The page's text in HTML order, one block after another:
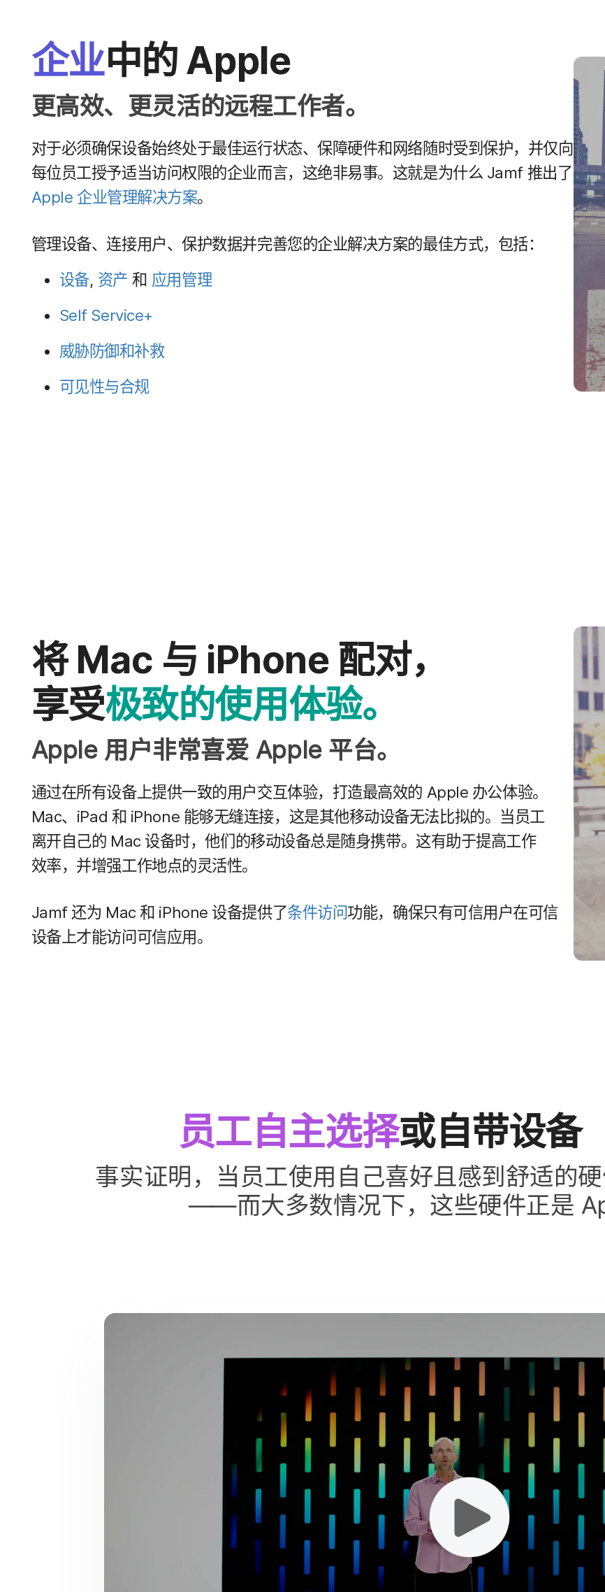
企业中​的 Apple
更​高效、​更​灵活​的​远程​工作者。
对于​必须确保​设备始终处于​最​佳​运行​状态、​保障​硬件​和​网络​随时​受到​保护，​并​仅​向​
每​位​员工​授予适当​访问​权限​的​企业​而言，​这​绝​非易事。​这​就​是​为什么 Jamf 推出​了
Apple 企业​管理​解决​方案。
管理​设备、​连接​用户、​保护​数据​并​完善​您​的​企业​解决​方案​的​最佳​方式，​包括：
设备, 资产 和 应用​管理
Self Service+
威​胁防御​和​补救
可​见性​与​合规
将Mac 与 iPhone 配​对，​
享受极致​的​使用​体验。
Apple 用户​非常​喜爱 Apple 平台。
通过​在​所有​设备​上​提供​一致​的​用户​交​互​体验，​打造​最​高效​的 Apple 办​公​体验。
Mac、 iPad 和 iPhone 能够​无缝​连接，​这​是​其他​移动​设备​无法​比拟​的。​当员工​
离开​自己​的 Mac 设备​时，​他们​的​移动​设备​总是​随身​携带。​这​有​助于​提高​工作​
效率，​并​增强​工作​地点​的​灵活性。
Jamf 还​为 Mac和 iPhone 设备​提供​了条件​访问功能，​确保​只​有​可信​用户​在​可信​
设备​上​才​能​访问​可信​应用。
员工​自主选​择或​自带​设备​
事实​证明，​当员工​使用​自己​喜好且​感到​舒适​的​
——​而​大多数​情况​下，​这些​硬件​正​是